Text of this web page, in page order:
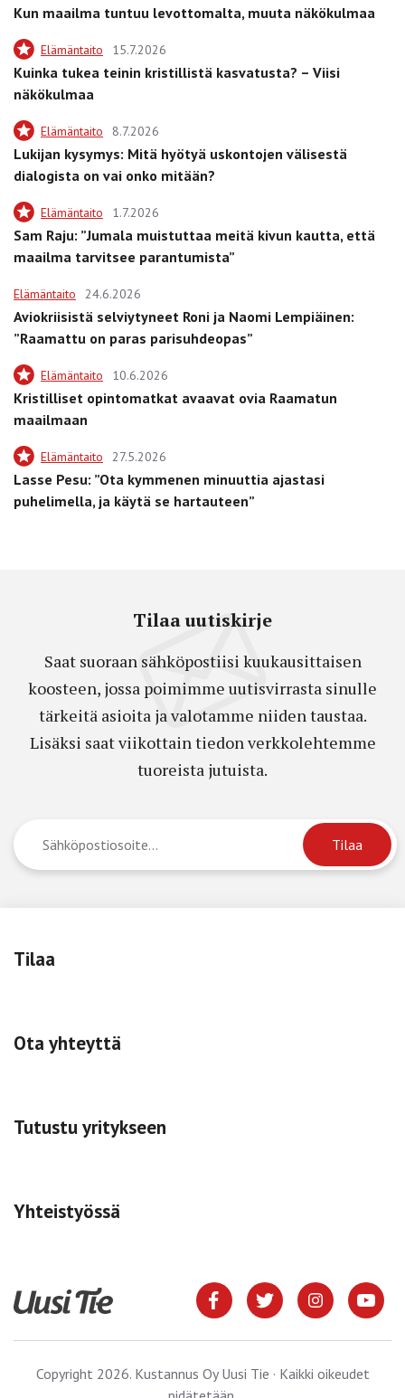
Kun maailma tuntuu levottomalta, muuta näkökulmaa
Elämäntaito 15.7.2026
Kuinka tukea teinin kristillistä kasvatusta? – Viisi
näkökulmaa
Elämäntaito 8.7.2026
Lukijan kysymys: Mitä hyötyä uskontojen välisestä
dialogista on vai onko mitään?
Elämäntaito 1.7.2026
Sam Raju: ”Jumala muistuttaa meitä kivun kautta, että
maailma tarvitsee parantumista”
Elämäntaito 24.6.2026
Aviokriisistä selviytyneet Roni ja Naomi Lempiäinen:
”Raamattu on paras parisuhdeopas”
Elämäntaito 10.6.2026
Kristilliset opintomatkat avaavat ovia Raamatun
maailmaan
Elämäntaito 27.5.2026
Lasse Pesu: ”Ota kymmenen minuuttia ajastasi
puhelimella, ja käytä se hartauteen”
Tilaa uutiskirje
Saat suoraan sähköpostiisi kuukausittaisen
koosteen, jossa poimimme uutisvirrasta sinulle
tärkeitä asioita ja valotamme niiden taustaa.
Lisäksi saat viikottain tiedon verkkolehtemme
tuoreista jutuista.
Tilaa
Ota yhteyttä
Tutustu yritykseen
Yhteistyössä
Copyright 2026. Kustannus Oy Uusi Tie · Kaikki oikeudet